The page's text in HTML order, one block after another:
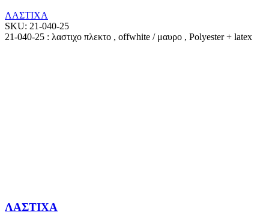
ΛΑΣΤΙΧΑ
SKU: 21-040-25
21-040-25 : λαστιχο πλεκτο , offwhite / μαυρο , Polyester + latex
ΛΑΣΤΙΧΑ